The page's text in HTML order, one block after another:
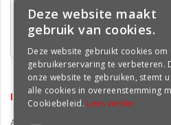
INFORMATIE
Algemene voorwaarden
Deze website maakt
gebruik van cookies.
Deze website gebruikt cookies om
gebruikerservaring te verbeteren.
onze website te gebruiken, stemt
alle cookies in overeenstemming
Cookiebeleid. Lees verder